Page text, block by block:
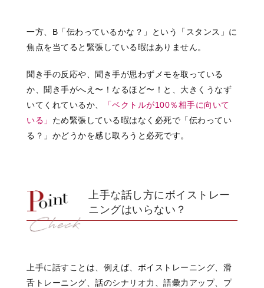
一方、B「伝わっているかな？」という「スタンス」に
焦点を当てると緊張している暇はありません。
聞き手の反応や、聞き手が思わずメモを取っている
か、聞き手がへえ〜！なるほど〜！と、大きくうなず
いてくれているか、
「ベクトルが100％相手に向いて
いる」 ため緊張している暇はなく必死で「伝わってい
る？」かどうかを感じ取ろうと必死です。
上手な話し方にボイストレー
ニングはいらない？
上手に話すことは、例えば、ボイストレーニング、滑
舌トレーニング、話のシナリオ力、語彙力アップ、プ